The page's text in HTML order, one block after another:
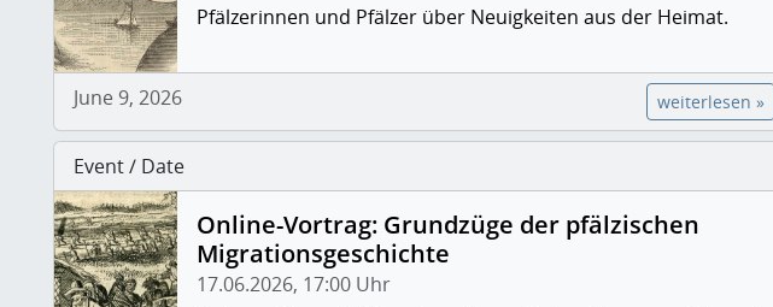
Pfälzerinnen und Pfälzer über Neuigkeiten aus der Heimat.
June 9, 2026 weiterlesen »
Event / Date
Online-Vortrag: Grundzüge der pfälzischen
Migrationsgeschichte
17.06.2026, 17:00 Uhr